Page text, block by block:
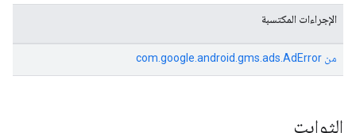
الإجراءات المكتسبة
من com.google.android.gms.ads.AdError
الثوابت